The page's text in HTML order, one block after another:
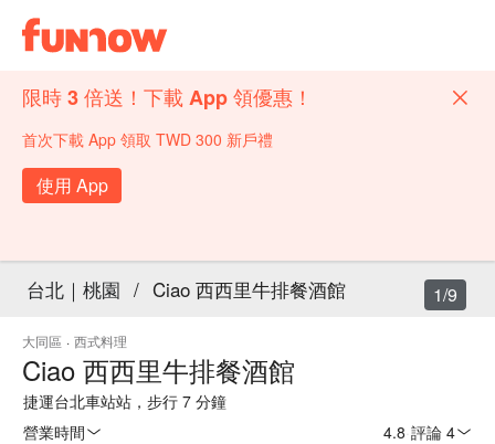
限時 3 倍送！下載 App 領優惠！
首次下載 App 領取 TWD 300 新戶禮
使用 App
台北｜桃園 / Ciao 西西里牛排餐酒館
大同區 · 西式料理
Ciao 西西里牛排餐酒館
捷運台北車站站，步行 7 分鐘
營業時間
4.8 評論 4
1/9